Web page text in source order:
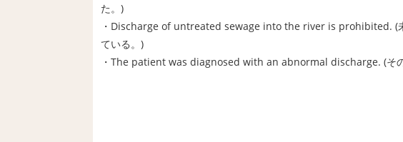
た。)
・Discharge of untreated sewage into the river is prohibited. (
ている。)
・The patient was diagnosed with an abnormal discharge. (そ